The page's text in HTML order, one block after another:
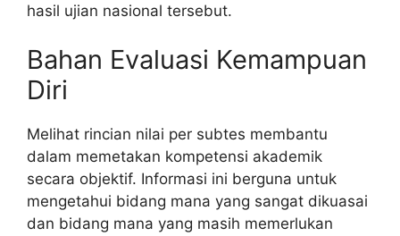
hasil ujian nasional tersebut.
Bahan Evaluasi Kemampuan
Diri
Melihat rincian nilai per subtes membantu
dalam memetakan kompetensi akademik
secara objektif. Informasi ini berguna untuk
mengetahui bidang mana yang sangat dikuasai
dan bidang mana yang masih memerlukan